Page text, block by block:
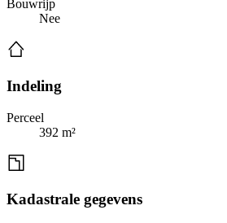
Bouwrijp
Nee
Indeling
Perceel
392 m²
Kadastrale gegevens